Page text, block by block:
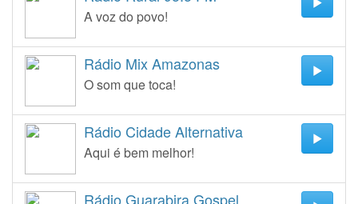
A voz do povo!
Rádio Mix Amazonas
O som que toca!
Rádio Cidade Alternativa
Aqui é bem melhor!
Rádio Guarabira Gospel